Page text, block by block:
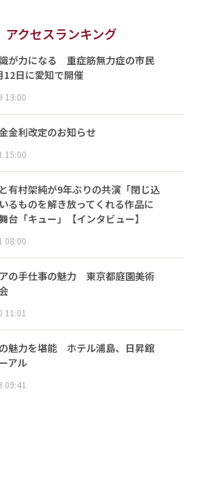
アクセスランキング
が力になる 重症筋無力症の市民
12日に愛知で開催
13:00
金利改定のお知らせ
15:00
有村架純が9年ぶりの共演「閉じ込
るものを解き放ってくれる作品に
「キュー」【インタビュー】
08:00
の手仕事の魅力 東京都庭園美術
11:01
魅力を堪能 ホテル浦島、日昇館
アル
09:41